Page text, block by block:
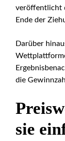
veröffentlicht
Ende der
Darüber
die
sie